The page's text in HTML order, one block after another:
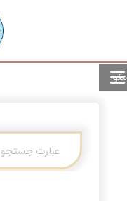
منو